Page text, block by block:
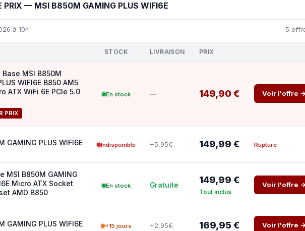
PRIX — MSI B850M GAMING PLUS WIFI6E
à 10h 5
STOCK LIVRAISON PRIX
Base MSI B850M
WIFI6E B850 AM5
ATX WiFi 6E PCIe 5.0
PRIX
En stock — 149,90 € Voir l'offre
GAMING PLUS WIFI6E Indisponible +5,95€ 149,99 € Rupture
MSI B850M GAMING
Micro ATX Socket
AMD B850
En stock Gratuite 149,99 €
Tout inclus
Voir l'offre
GAMING PLUS WIFI6E +15 jours +2,95€ 169,95 € Voir l'offre